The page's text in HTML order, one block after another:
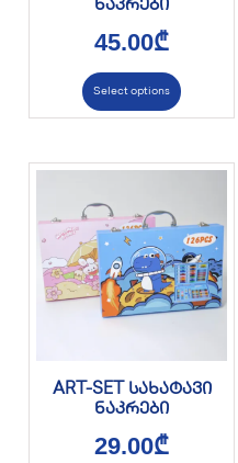
ნაკრები
45.00₾
Select options
ART-SET სახატავი
ნაკრები
29.00₾